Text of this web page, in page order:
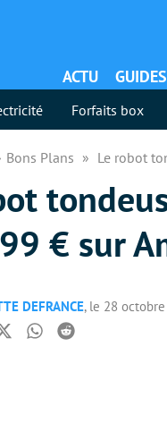
ACTU
Forfaits box
Bons Plans Le robot
€ sur
DEFRANCE, le 28
TwitterWhatsapp
Reddit